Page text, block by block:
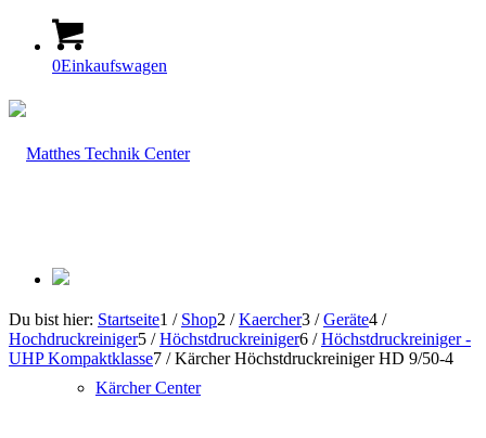
0Einkaufswagen
Kärcher Center
Du bist hier: Startseite1 / Shop2 / Kaercher3 / Geräte4 /
Hochdruckreiniger5 / Höchstdruckreiniger6 / Höchstdruckreiniger -
UHP Kompaktklasse7 / Kärcher Höchstdruckreiniger HD 9/50-4